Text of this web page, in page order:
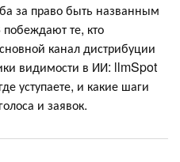
за право быть названным
те, кто
канал дистрибуции
видимости в ИИ: llmSpot
уступаете, и какие шаги
и заявок.